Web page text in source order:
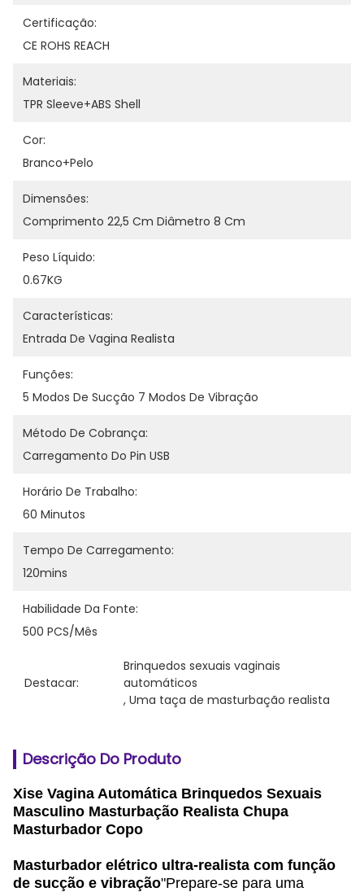
Certificação:
CE ROHS REACH
Materiais:
TPR Sleeve+ABS Shell
Cor:
Branco+Pelo
Dimensões:
Comprimento 22,5 Cm Diâmetro 8 Cm
Peso Líquido:
0.67KG
Características:
Entrada De Vagina Realista
Funções:
5 Modos De Sucção 7 Modos De Vibração
Método De Cobrança:
Carregamento Do Pin USB
Horário De Trabalho:
60 Minutos
Tempo De Carregamento:
120mins
Habilidade Da Fonte:
500 PCS/Mês
Destacar:
Brinquedos sexuais vaginais
automáticos
, Uma taça de masturbação realista
Descrição Do Produto
Xise Vagina Automática Brinquedos Sexuais
Masculino Masturbação Realista Chupa
Masturbador Copo
Masturbador elétrico ultra-realista com função
de sucção e vibração"Prepare-se para uma